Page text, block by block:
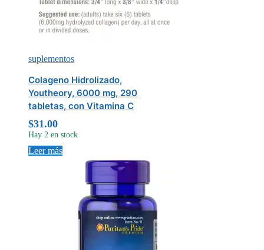
suplementos
Colageno Hidrolizado,
Youtheory, 6000 mg, 290
tabletas, con Vitamina C
$31.00
Hay 2 en stock
Leer más